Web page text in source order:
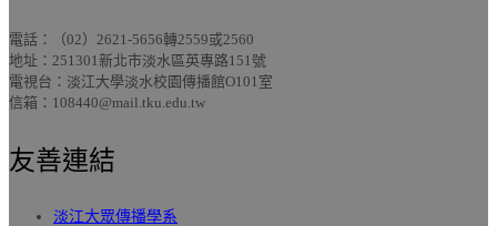
電話：（02）2621-5656轉2559或2560
地址：251301新北市淡水區英專路151號
電視台：淡江大學淡水校園傳播館O101室
信箱：108440@mail.tku.edu.tw
友善連結
淡江大眾傳播學系